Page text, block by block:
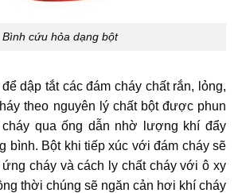
Bình cứu hỏa dạng bột
dập tắt các đám cháy chất rắn, lỏng,
theo nguyên lý chất bột được phun
qua ống dẫn nhờ lượng khí đẩy
bình. Bột khi tiếp xúc với đám cháy sẽ
ứng cháy và cách ly chất cháy với ô xy
thời chúng sẽ ngăn cản hơi khí cháy